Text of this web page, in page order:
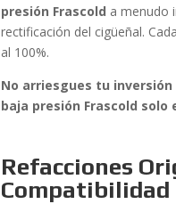
presión Frascold a menudo
rectificación del cigüeñal.
al 100%.
No arriesgues tu
baja presión Frascold
Refacciones
Compatibilidad